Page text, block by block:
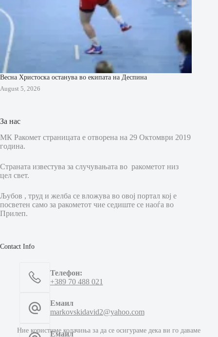
Ние користиме колачиња за да се осигураме дека ви го даваме
Весна Христоска останува во екипата на Деспина
August 5, 2026
За нас
МК Ракомет страницата е отворена на 29 Октомври 2019
година.
Страната известува за случувањата во ракометот низ
цел свет.
Љубов , труд и желба се вложува во овој портал кој е
посветен само за ракометот чие седиште се наоѓа во
Прилеп.
Contact Info
Телефон:
+389 70 488 021
Емаил
markovskidavid2@yahoo.com
Емаил